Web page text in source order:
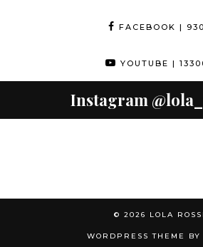
FACEBOOK |
YOUTUBE |
Instagram
© 2026 LOLA ROSSI
WORDPRESS THEME BY